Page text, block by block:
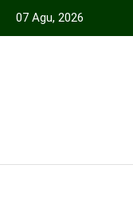
Skip
07 Agu, 2026